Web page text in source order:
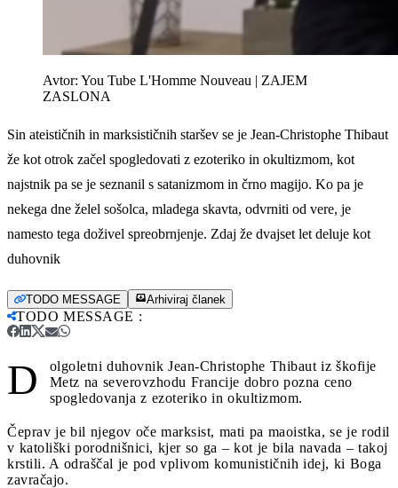
Avtor: You Tube L'Homme Nouveau | ZAJEM
ZASLONA
Sin ateističnih in marksističnih staršev se je Jean-Christophe Thibaut
že kot otrok začel spogledovati z ezoteriko in okultizmom, kot
najstnik pa se je seznanil s satanizmom in črno magijo. Ko pa je
nekega dne želel sošolca, mladega skavta, odvrniti od vere, je
namesto tega doživel spreobrnjenje. Zdaj že dvajset let deluje kot
duhovnik
TODO MESSAGE Arhiviraj članek
TODO MESSAGE :
D
olgoletni duhovnik Jean-Christophe Thibaut iz škofije
Metz na severovzhodu Francije dobro pozna ceno
spogledovanja z ezoteriko in okultizmom.
Čeprav je bil njegov oče marksist, mati pa maoistka, se je rodil
v katoliški porodnišnici, kjer so ga – kot je bila navada – takoj
krstili. A odraščal je pod vplivom komunističnih idej, ki Boga
zavračajo.